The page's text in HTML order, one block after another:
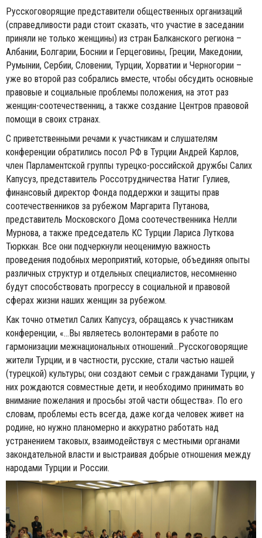
Русскоговорящие представители общественных организаций
(справедливости ради стоит сказать, что участие в заседании
приняли не только женщины) из стран Балканского региона –
Албании, Болгарии, Боснии и Герцеговины, Греции, Македонии,
Румынии, Сербии, Словении, Турции, Хорватии и Черногории –
уже во второй раз собрались вместе, чтобы обсудить основные
правовые и социальные проблемы положения, на этот раз
женщин-соотечественниц, а также создание Центров правовой
помощи в своих странах.
С приветственными речами к участникам и слушателям
конференции обратились посол РФ в Турции Андрей Карлов,
член Парламентской группы турецко-российской дружбы Салих
Капусуз, представитель Россотрудничества Натиг Гулиев,
финансовый директор Фонда поддержки и защиты прав
соотечественников за рубежом Маргарита Путанова,
представитель Московского Дома соотечественника Нелли
Мурнова, а также председатель КС Турции Лариса Луткова
Тюрккан. Все они подчеркнули неоценимую важность
проведения подобных мероприятий, которые, объединяя опыты
различных структур и отдельных специалистов, несомненно
будут способствовать прогрессу в социальной и правовой
сферах жизни наших женщин за рубежом.
Как точно отметил Салих Капусуз, обращаясь к участникам
конференции, «…Вы являетесь волонтерами в работе по
гармонизации межнациональных отношений…Русскоговорящие
жители Турции, и в частности, русские, стали частью нашей
(турецкой) культуры; они создают семьи с гражданами Турции, у
них рождаются совместные дети, и необходимо принимать во
внимание пожелания и просьбы этой части общества». По его
словам, проблемы есть всегда, даже когда человек живет на
родине, но нужно планомерно и аккуратно работать над
устранением таковых, взаимодействуя с местными органами
закондательной власти и выстраивая добрые отношения между
народами Турции и России.